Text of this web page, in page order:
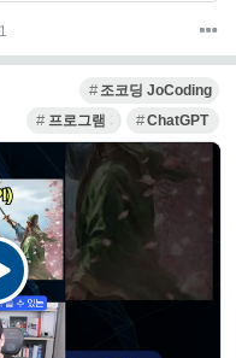
조코딩 JoCoding
프로그램 개발 ChatGPT